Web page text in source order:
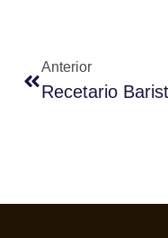
Anterior